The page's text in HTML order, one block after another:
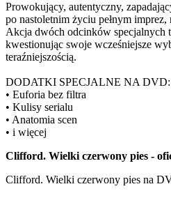
Prowokujący, autentyczny,
po nastoletnim życiu pełnym
Akcja dwóch odcinków specjalnych
kwestionując swoje wcześniejsze
teraźniejszością.
DODATKI SPECJALNE NA DVD:
• Euforia bez filtra
• Kulisy serialu
• Anatomia scen
• i więcej
Clifford. Wielki czerwony pies -
Clifford. Wielki czerwony pies na